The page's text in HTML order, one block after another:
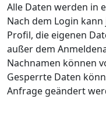
Alle Daten werden in
Nach dem Login
Profil, die eigenen
außer dem
Nachnamen können
Gesperrte Daten
Anfrage geändert